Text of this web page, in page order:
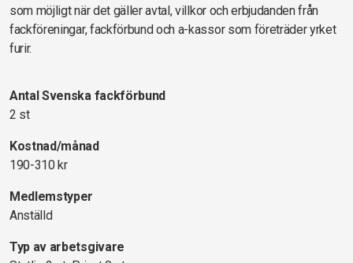
som möjligt när det gäller avtal, villkor och erbjudanden från
fackföreningar, fackförbund och a-kassor som företräder yrket
furir.
Antal Svenska fackförbund
2 st
Kostnad/månad
190-310 kr
Medlemstyper
Anställd
Typ av arbetsgivare